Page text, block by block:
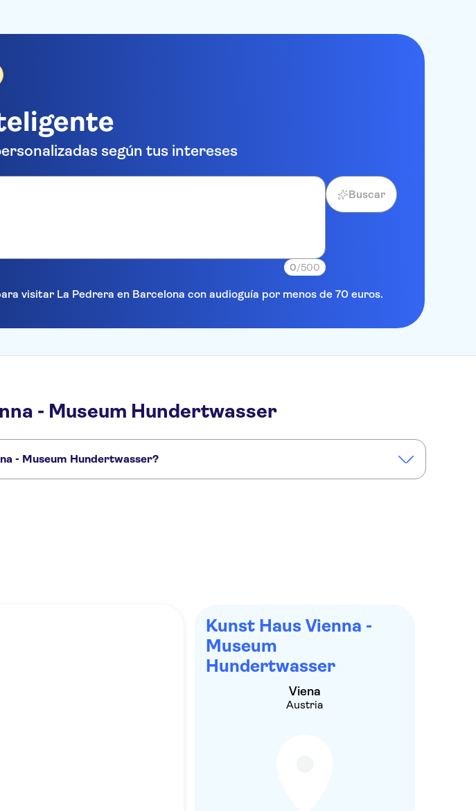
según tus intereses
0/500
Buscar
visitar La Pedrera en Barcelona con audioguía por menos de 70 euros.
- Museum Hundertwasser
- Museum Hundertwasser?
Kunst Haus Vienna -
Museum
Hundertwasser
Viena
Austria